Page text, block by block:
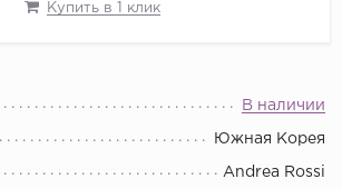
Купить в 1 клик
В наличии
Южная Корея
Andrea Rossi